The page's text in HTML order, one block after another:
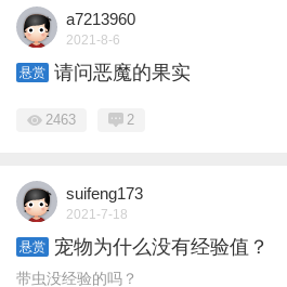
a7213960
2021-8-6
悬赏 请问恶魔的果实
2463 2
suifeng173
2021-7-18
悬赏 宠物为什么没有经验值？
带虫没经验的吗？